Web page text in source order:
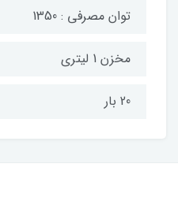
توان مصرفی : 1350
مخزن 1 لیتری
20 بار